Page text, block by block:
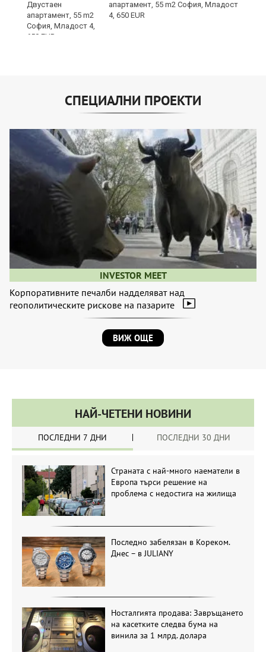
апартамент, 55 m2 София, Младост
4, 650 EUR
СПЕЦИАЛНИ ПРОЕКТИ
INVESTOR MEET
Корпоративните печалби надделяват над
геополитическите рискове на пазарите
ВИЖ ОЩЕ
НАЙ-ЧЕТЕНИ НОВИНИ
ПОСЛЕДНИ 7 ДНИ ПОСЛЕДНИ 30 ДНИ
Страната с най-много наематели в
Европа търси решение на
проблема с недостига на жилища
Последно забелязан в Кореком.
Днес – в JULIANY
Носталгията продава: Завръщането
на касетките следва бума на
винила за 1 млрд. долара